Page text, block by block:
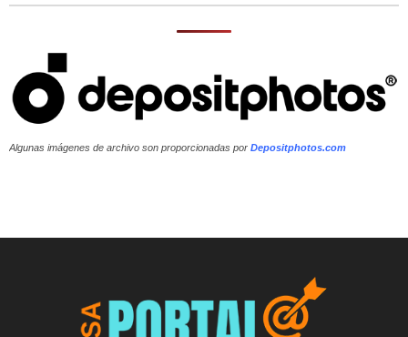
Algunas imágenes de archivo son proporcionadas por Depositphotos.com